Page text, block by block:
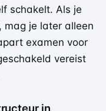
schakelt. Als je
mag je later alleen
examen voor
vereist
in